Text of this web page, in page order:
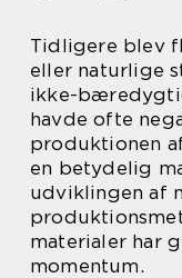
Tidligere blev
eller naturlige
ikke-
havde ofte
produktionen
en betydelig
udviklingen af
materialer har
momentum.